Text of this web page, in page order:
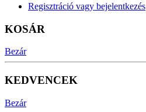
Regisztráció vagy bejelentkezés
KOSÁR
Bezár
KEDVENCEK
Bezár